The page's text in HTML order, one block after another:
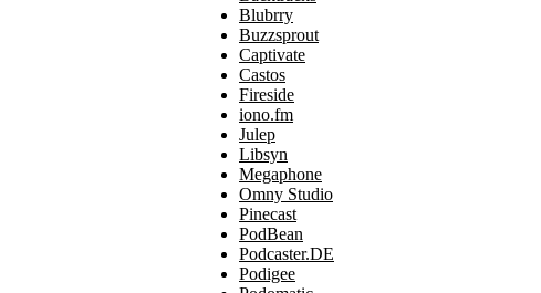
Blubrry
Buzzsprout
Captivate
Castos
Fireside
iono.fm
Julep
Libsyn
Megaphone
Omny Studio
Pinecast
PodBean
Podcaster.DE
Podigee